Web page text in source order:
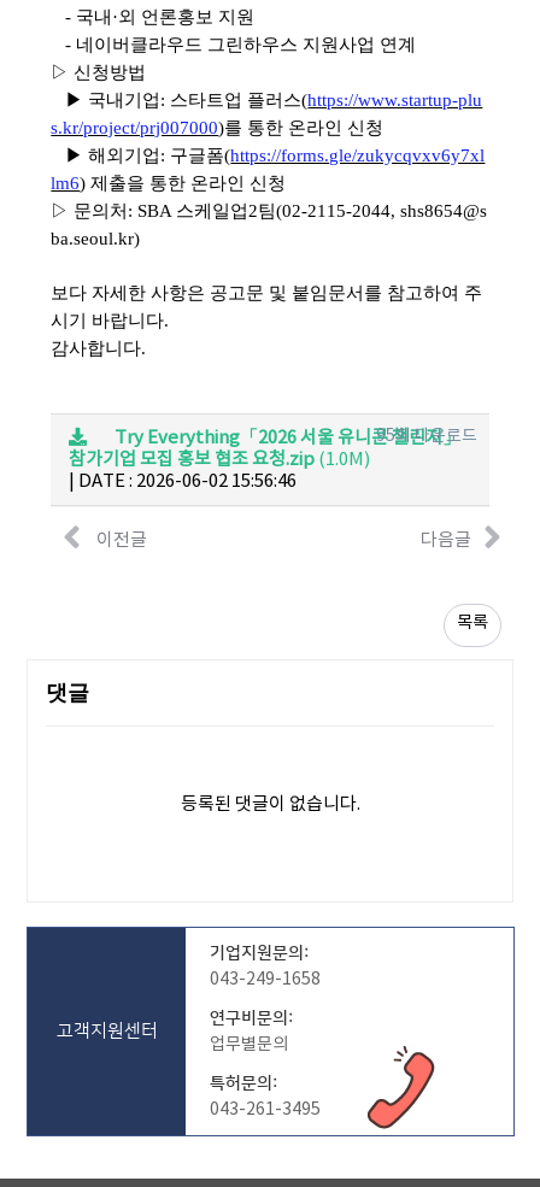
- 국내·외 언론홍보 지원
- 네이버클라우드 그린하우스 지원사업 연계
▷ 신청방법
▶ 국내기업: 스타트업 플러스(https://www.startup-plu
s.kr/project/prj007000)를 통한 온라인 신청
▶ 해외기업: 구글폼(https://forms.gle/zukycqvxv6y7xl
lm6) 제출을 통한 온라인 신청
▷ 문의처: SBA 스케일업2팀(02-2115-2044, shs8654@s
ba.seoul.kr)
보다 자세한 사항은 공고문 및 붙임문서를 참고하여 주
시기 바랍니다.
감사합니다.
Try Everything「2026 서울 유니콘 챌린지」
참가기업 모집 홍보 협조 요청.zip (1.0M)
95회 다운로드
DATE : 2026-06-02 15:56:46
이전글 다음글
목록
댓글
등록된 댓글이 없습니다.
고객지원센터
기업지원문의:
043-249-1658
연구비문의:
업무별문의
특허문의:
043-261-3495